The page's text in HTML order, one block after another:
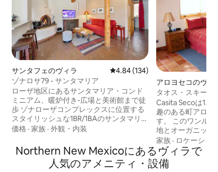
サンタフェのヴィラ レビュー134件、5つ星中4.84つ
4.84 (134)
ゾナロサ79 - サンタマリア
ローザ地区にあるサンタマリア・コンド
ミニアム、暖炉付き-広場と美術館まで徒
歩 ゾナローザコンプレックスに位置する
スタイリッシュな1BR/1BAのサンタマリア
ユニットは、歴史的なプラザ、ジョージ
ンタウンのすべての場所から徒歩圏内に
あります。レイルヤード・アーツ・ディ
ストリクトまで歩いてブティックを閲覧
価格 · 家族 · 外観・内装
アロヨセコのヴィ
タオス・スキー・
Casita Secoは1エ
趣のある町アロヨ
す。 このワンル
地とオーガニック
の窓から山の景色
Secoは、片端に
ー、もう片端にタ
離です。 徒歩圏
家族 · ロケーショ
Northern New Mexicoにあるヴィラで
人気のアメニティ・設備